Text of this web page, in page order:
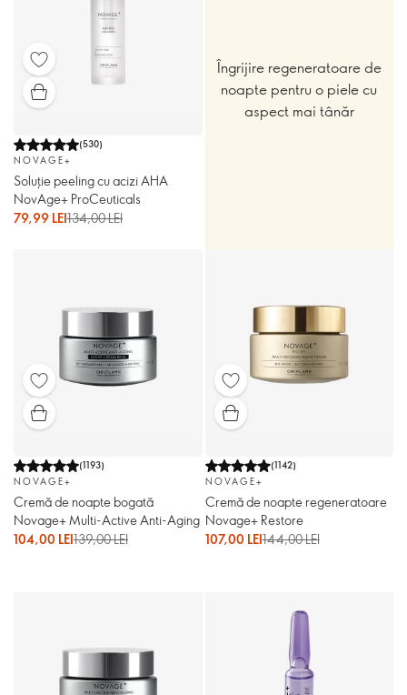
(530)
NOVAGE+
Soluţie peeling cu acizi AHA
NovAge+ ProCeuticals
79,99 LEI134,00 LEI
Îngrijire regeneratoare de
noapte pentru o piele cu
aspect mai tânăr
(1193)
NOVAGE+
Cremă de noapte bogată
Novage+ Multi-Active Anti-Aging
104,00 LEI139,00 LEI
(1142)
NOVAGE+
Cremă de noapte regeneratoare
Novage+ Restore
107,00 LEI144,00 LEI